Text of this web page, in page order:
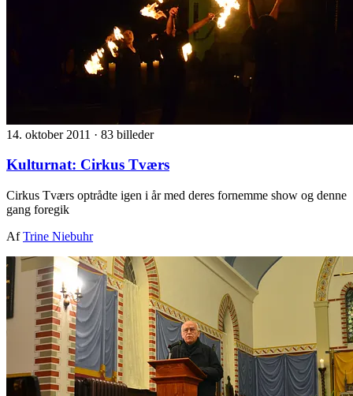
14. oktober 2011 · 83 billeder
Kulturnat: Cirkus Tværs
Cirkus Tværs optrådte igen i år med deres fornemme show og denne
gang foregik
AfTrine Niebuhr